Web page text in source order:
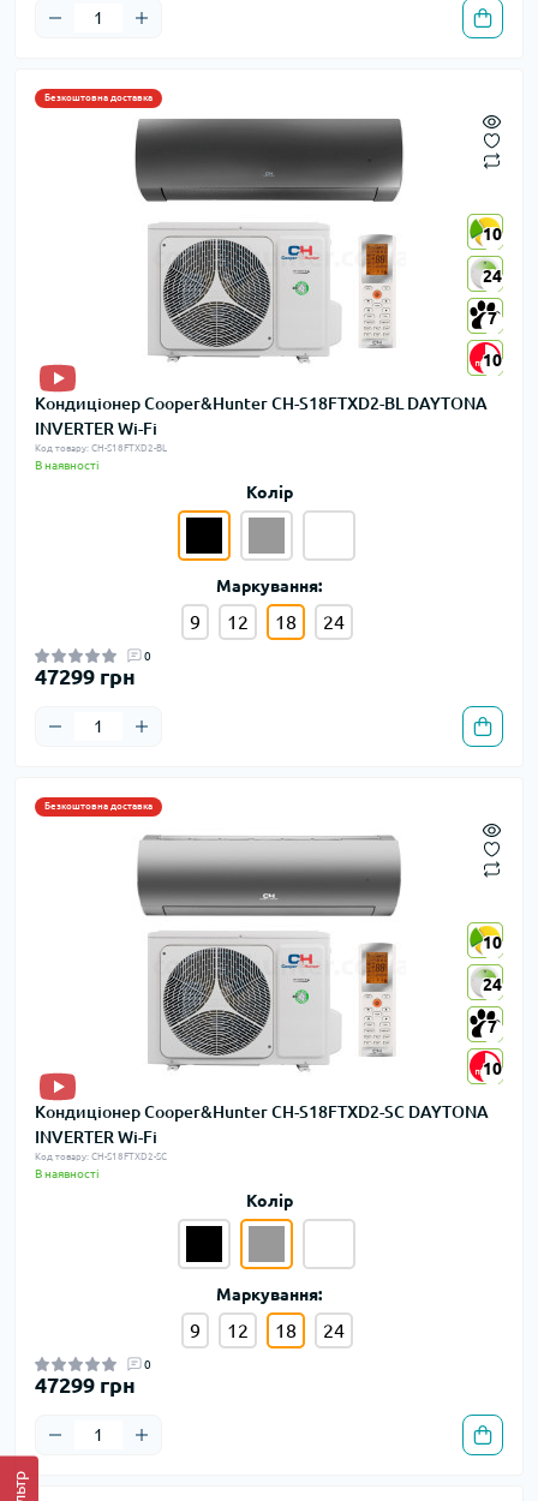
Безкоштовна доставка
10
24
7
10
10
24
7
10
Кондиціонер Cooper&Hunter CH-S18FTXD2-BL DAYTONA
INVERTER Wi-Fi
Код товару: CH-S18FTXD2-BL
В наявності
Колір
Маркування:
9 12 18 24
0
47299 грн
Безкоштовна доставка
10
24
7
10
10
24
7
10
Кондиціонер Cooper&Hunter CH-S18FTXD2-SC DAYTONA
INVERTER Wi-Fi
Код товару: CH-S18FTXD2-SC
В наявності
Колір
Маркування:
9 12 18 24
0
47299 грн